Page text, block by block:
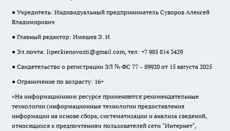
● Учредитель: Индивидуальный предприниматель Суворов Алексей
Владимирович
● Главный редактор: Имешев Э. И.
● Эл.почта: lipeckienovosti@gmail.com, тел: +7 985 814 3429
● Свидетельство о регистрации ЭЛ № ФС 77 – 89920 от 15 августа 2025
● Ограничение по возрасту: 16+
«На информационном ресурсе применяются рекомендательные
технологии (информационные технологии предоставления
информации на основе сбора, систематизации и анализа сведений,
относящихся к предпочтениям пользователей сети "Интернет",